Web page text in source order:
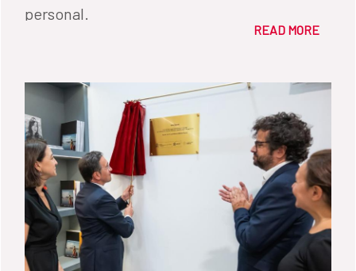
personal.
READ MORE